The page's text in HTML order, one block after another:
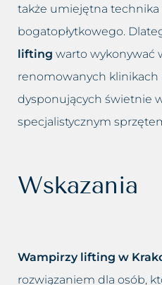
także umiejętna technika
bogatopłytkowego.
lifting warto wykonywać
renomowanych klinikach
dysponujących świetnie
specjalistycznym
Wskazania
Wampirzy lifting w
rozwiązaniem dla osób,